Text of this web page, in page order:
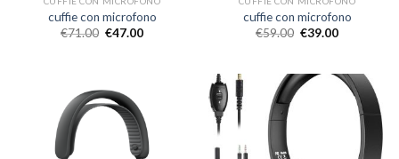
cuffie con microfono
€71.00 €47.00
cuffie con microfono
€59.00 €39.00